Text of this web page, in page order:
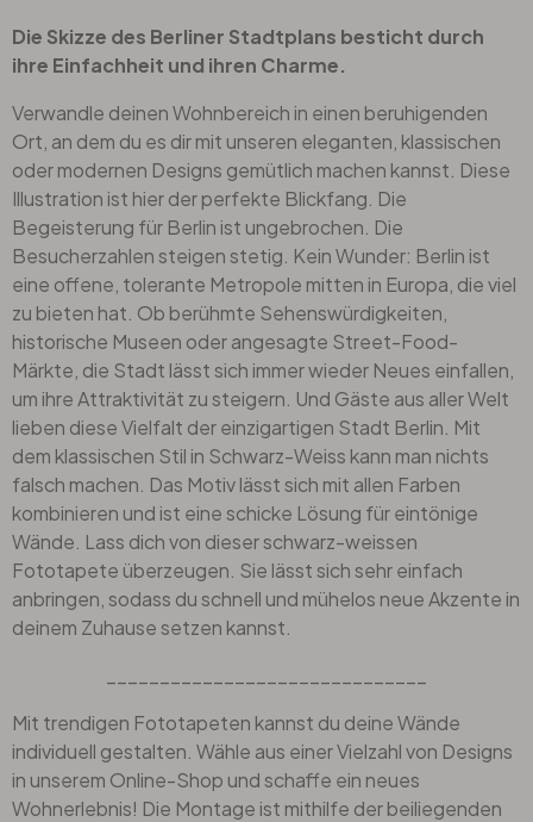
Die Skizze des Berliner Stadtplans besticht durch
ihre Einfachheit und ihren Charme.
Verwandle deinen Wohnbereich in einen beruhigenden
Ort, an dem du es dir mit unseren eleganten, klassischen
oder modernen Designs gemütlich machen kannst. Diese
Illustration ist hier der perfekte Blickfang. Die
Begeisterung für Berlin ist ungebrochen. Die
Besucherzahlen steigen stetig. Kein Wunder: Berlin ist
eine offene, tolerante Metropole mitten in Europa, die viel
zu bieten hat. Ob berühmte Sehenswürdigkeiten,
historische Museen oder angesagte Street-Food-
Märkte, die Stadt lässt sich immer wieder Neues einfallen,
um ihre Attraktivität zu steigern. Und Gäste aus aller Welt
lieben diese Vielfalt der einzigartigen Stadt Berlin. Mit
dem klassischen Stil in Schwarz-Weiss kann man nichts
falsch machen. Das Motiv lässt sich mit allen Farben
kombinieren und ist eine schicke Lösung für eintönige
Wände. Lass dich von dieser schwarz-weissen
Fototapete überzeugen. Sie lässt sich sehr einfach
anbringen, sodass du schnell und mühelos neue Akzente in
deinem Zuhause setzen kannst.
Mit trendigen Fototapeten kannst du deine Wände
individuell gestalten. Wähle aus einer Vielzahl von Designs
in unserem Online-Shop und schaffe ein neues
Wohnerlebnis! Die Montage ist mithilfe der beiliegenden